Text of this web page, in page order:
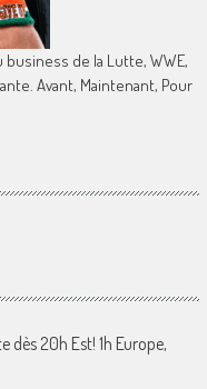
de la Lutte, WWE,
Avant, Maintenant, Pour
dès 20h Est! 1h Europe,